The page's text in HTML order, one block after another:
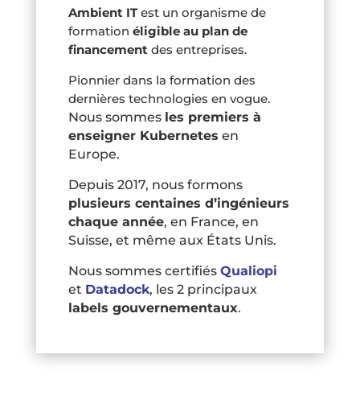
Ambient ITest un organisme de
formation éligible au plan de
financementdes entreprises.
Pionnier dans la formation des
dernières technologies en vogue.
Nous sommes les premiers à
enseigner Kubernetes en
Europe.
Depuis 2017, nous formons
plusieurs centaines d’ingénieurs
chaque année, en France, en
Suisse, et même aux États Unis.
Nous sommes certifiés Qualiopi
et Datadock
, les 2 principaux
labels gouvernementaux.